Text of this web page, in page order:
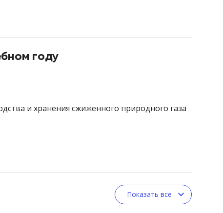
году
и хранения сжиженного природного газа
Показать все